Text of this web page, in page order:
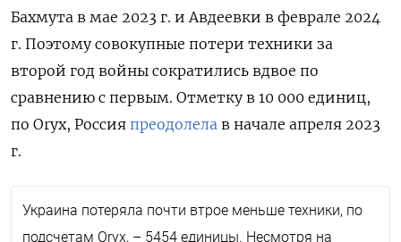
Бахмута в мае 2023 г. и Авдеевки в феврале 2024
г. Поэтому совокупные потери техники за
второй год войны сократились вдвое по
сравнению с первым. Отметку в 10 000 единиц,
по Oryx, Россия преодолела в начале апреля 2023
г.
Украина потеряла почти втрое меньше техники, по
подсчетам Oryx, – 5454 единицы. Несмотря на